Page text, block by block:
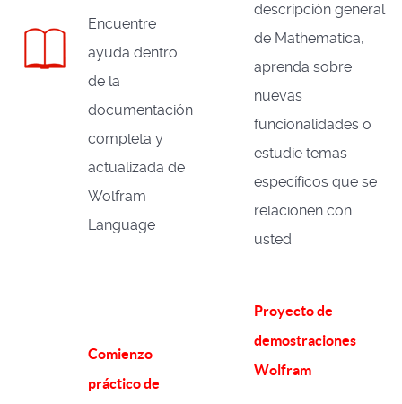
Encuentre
ayuda dentro
de la
documentación
completa y
actualizada de
Wolfram
Language
descripción general
de Mathematica,
aprenda sobre
nuevas
funcionalidades o
estudie temas
específicos que se
relacionen con
usted
Comienzo
práctico de
Proyecto de
demostraciones
Wolfram